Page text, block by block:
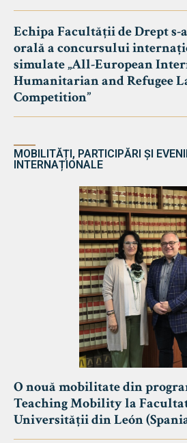
Echipa Facultății de Drept s-
orală a concursului
simulate „All-European
Humanitarian and Refugee
Competition”
MOBILITĂȚI, PARTICIPĂRI ȘI
INTERNAȚIONALE
O nouă mobilitate din
Teaching Mobility la
Universității din León